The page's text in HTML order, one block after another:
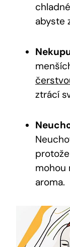
abyste
ztrácí
mohou
aroma.